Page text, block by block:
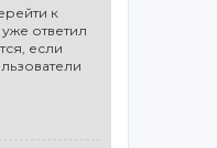
к
ответил
если